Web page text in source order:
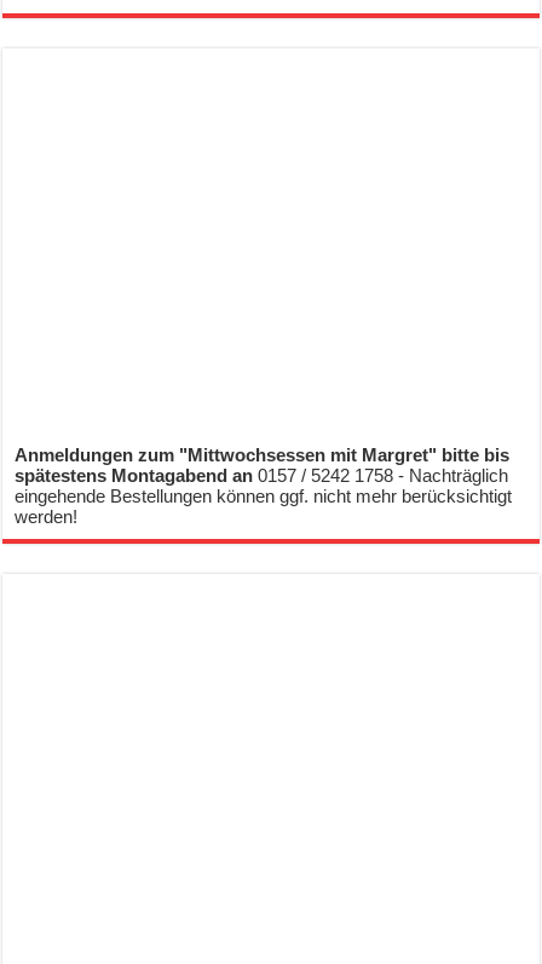
Anmeldungen zum "Mittwochsessen mit Margret" bitte bis
spätestens Montagabend an0157 / 5242 1758 - Nachträglich
eingehende Bestellungen können ggf. nicht mehr berücksichtigt
werden!